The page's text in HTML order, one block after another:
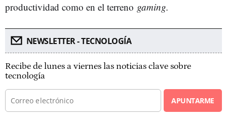
productividad como en el terreno gaming.
NEWSLETTER - TECNOLOGÍA
Recibe de lunes a viernes las noticias clave sobre
tecnología
APUNTARME